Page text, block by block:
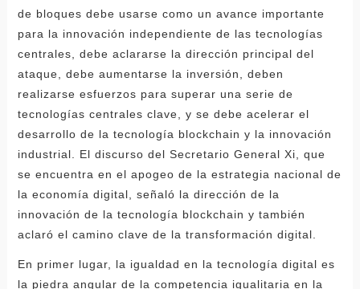
de bloques debe usarse como un avance importante
para la innovación independiente de las tecnologías
centrales, debe aclararse la dirección principal del
ataque, debe aumentarse la inversión, deben
realizarse esfuerzos para superar una serie de
tecnologías centrales clave, y se debe acelerar el
desarrollo de la tecnología blockchain y la innovación
industrial. El discurso del Secretario General Xi, que
se encuentra en el apogeo de la estrategia nacional de
la economía digital, señaló la dirección de la
innovación de la tecnología blockchain y también
aclaró el camino clave de la transformación digital.
En primer lugar, la igualdad en la tecnología digital es
la piedra angular de la competencia igualitaria en la